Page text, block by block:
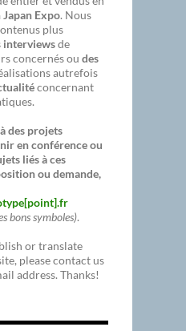
Japan Expo. Nous
plus
interviewsde
concernés oudes
autrefois
concernant
des projets
en conférence ou
liés à ces
ou demande,
bons symboles).
or translate
please contact us
address. Thanks!